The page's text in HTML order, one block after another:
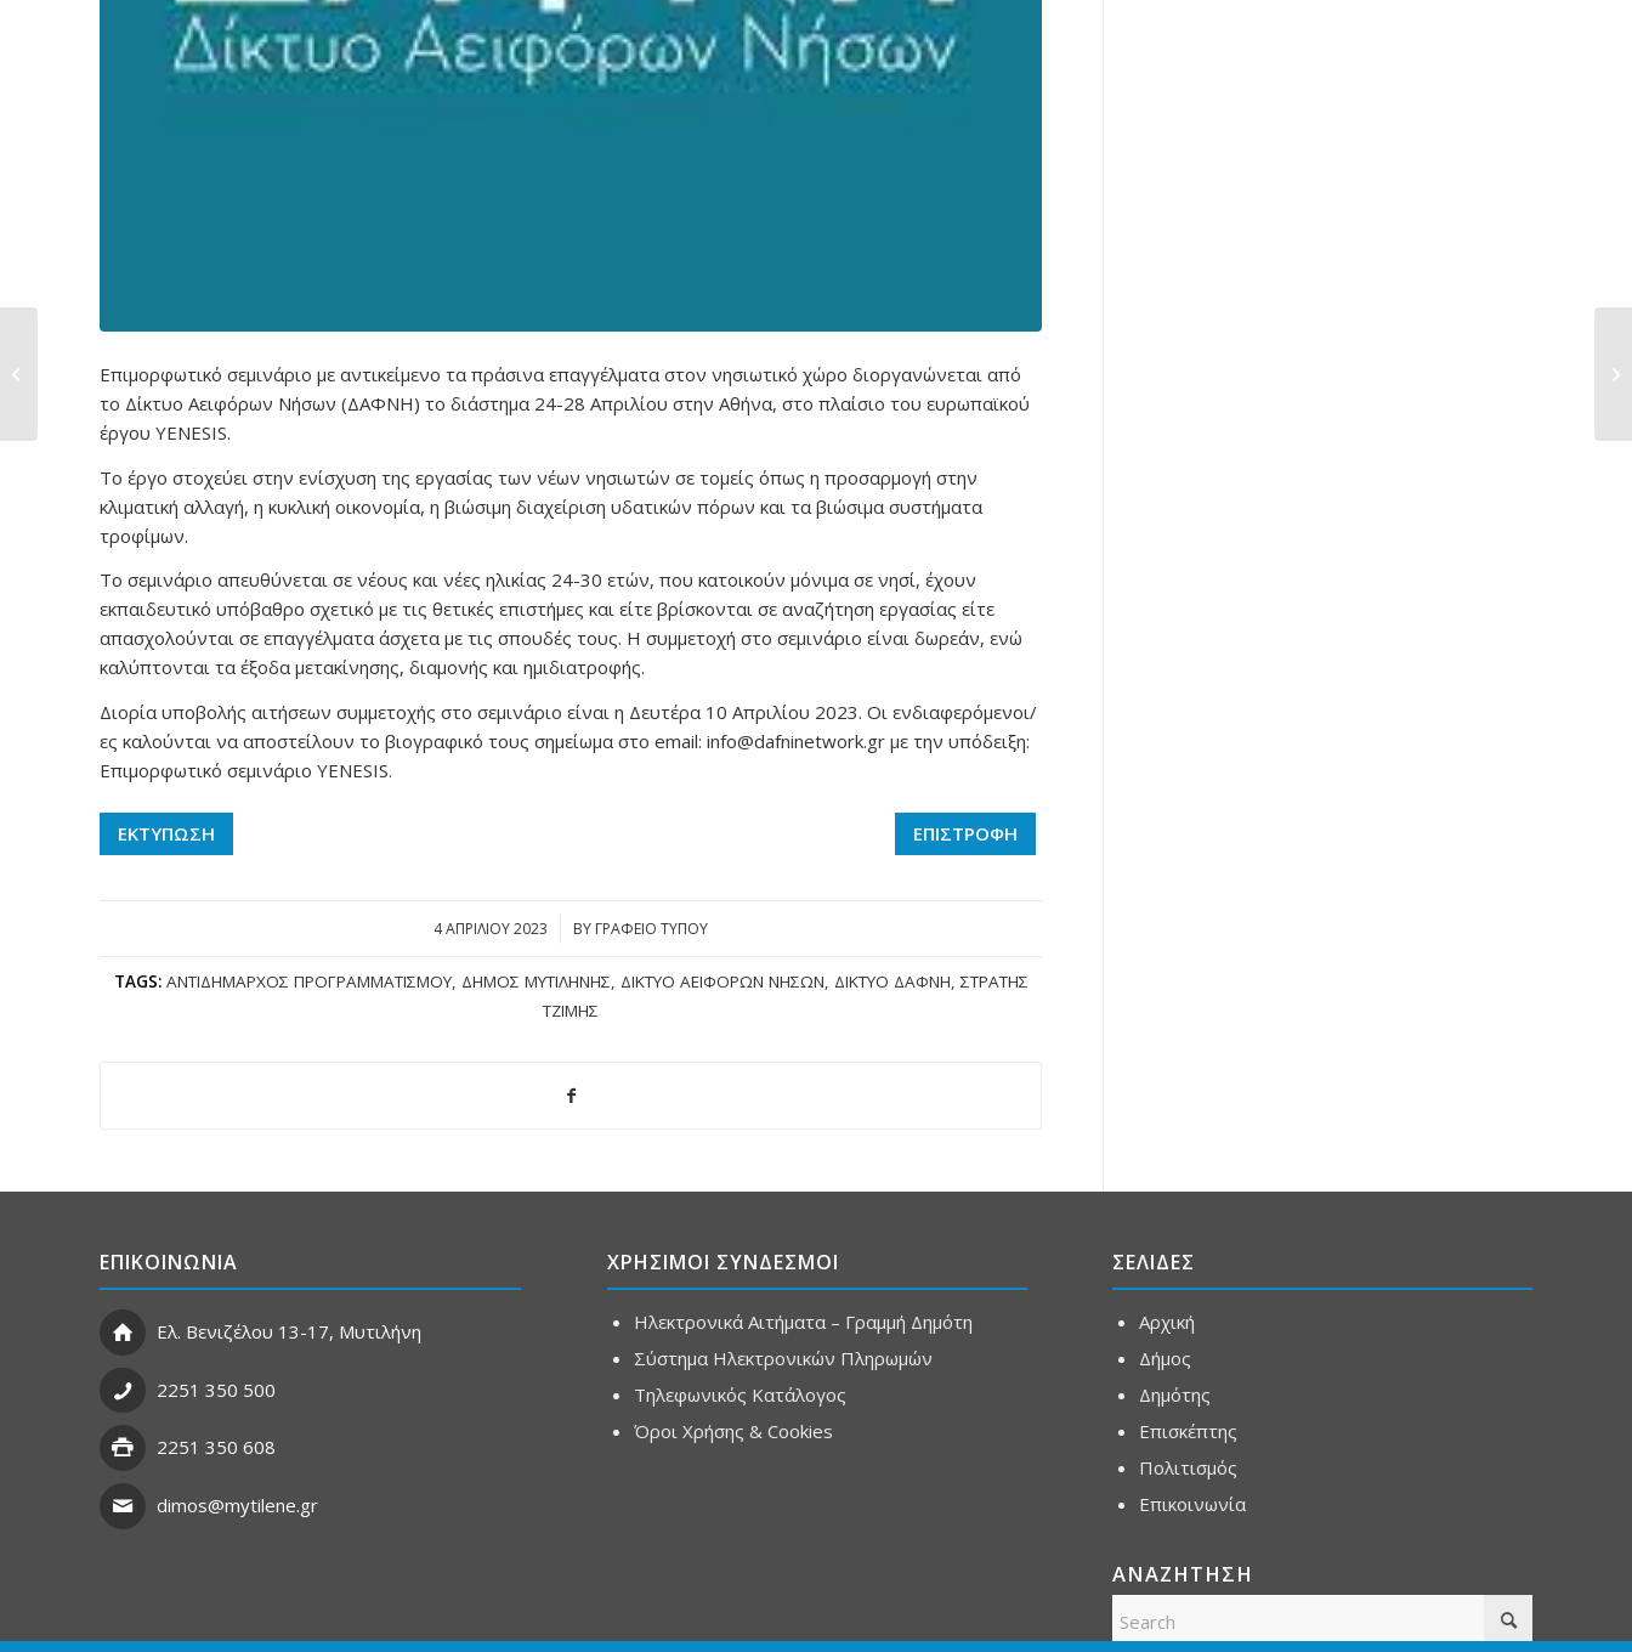
Επιμορφωτικό σεμινάριο με αντικείμενο τα πράσινα επαγγέλματα στον νησιωτικό χώρο διοργανώνεται από
το Δίκτυο Αειφόρων Νήσων (ΔΑΦΝΗ) το διάστημα 24-28 Απριλίου στην Αθήνα, στο πλαίσιο του ευρωπαϊκού
έργου YENESIS.
Το έργο στοχεύει στην ενίσχυση της εργασίας των νέων νησιωτών σε τομείς όπως η προσαρμογή στην
κλιματική αλλαγή, η κυκλική οικονομία, η βιώσιμη διαχείριση υδατικών πόρων και τα βιώσιμα συστήματα
τροφίμων.
Το σεμινάριο απευθύνεται σε νέους και νέες ηλικίας 24-30 ετών, που κατοικούν μόνιμα σε νησί, έχουν
εκπαιδευτικό υπόβαθρο σχετικό με τις θετικές επιστήμες και είτε βρίσκονται σε αναζήτηση εργασίας είτε
απασχολούνται σε επαγγέλματα άσχετα με τις σπουδές τους. Η συμμετοχή στο σεμινάριο είναι δωρεάν, ενώ
καλύπτονται τα έξοδα μετακίνησης, διαμονής και ημιδιατροφής.
Διορία υποβολής αιτήσεων συμμετοχής στο σεμινάριο είναι η Δευτέρα 10 Απριλίου 2023. Οι ενδιαφερόμενοι/
ες καλούνται να αποστείλουν το βιογραφικό τους σημείωμα στο email: info@dafninetwork.gr με την υπόδειξη:
Επιμορφωτικό σεμινάριο YENESIS.
ΕΚΤΥΠΩΣΗ ΕΠΙΣΤΡΟΦΗ
4 ΑΠΡΙΛΊΟΥ 2023
/ BY ΓΡΑΦΕΙΟ ΤΥΠΟΥ
TAGS: ΑΝΤΙΔΉΜΑΡΧΟΣ ΠΡΟΓΡΑΜΜΑΤΙΣΜΟΎ, ΔΉΜΟΣ ΜΥΤΙΛΉΝΗΣ, ΔΊΚΤΥΟ ΑΕΙΦΌΡΩΝ ΝΉΣΩΝ, ΔΊΚΤΥΟ ΔΑΦΝΗ, ΣΤΡΑΤΉΣ
ΤΖΙΜΉΣ
ΕΠΙΚΟΙΝΩΝΙΑ
Ελ. Βενιζέλου 13-17, Μυτιλήνη
2251 350 500
2251 350 608
dimos@mytilene.gr
ΧΡΗΣΙΜΟΙ ΣΥΝΔΕΣΜΟΙ
Ηλεκτρονικά Αιτήματα – Γραμμή Δημότη
Σύστημα Ηλεκτρονικών Πληρωμών
Τηλεφωνικός Κατάλογος
Όροι Χρήσης & Cookies
ΣΕΛΙΔΕΣ
Αρχική
Δήμος
Δημότης
Επισκέπτης
Πολιτισμός
Επικοινωνία
ΑΝΑΖΗΤΗΣΗ
τσόχας και ειδών
διακόσμησης...